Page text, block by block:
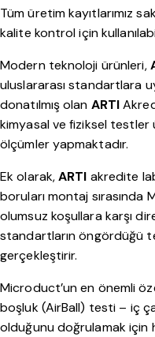
Tüm üretim kayıtlarımız
kalite kontrol için
Modern teknoloji ürünleri,
uluslararası standartlara
donatılmış olan ARTI
kimyasal ve fiziksel testler
ölçümler yapmaktadır.
Ek olarak,ARTI akredite
boruları montaj sırasında
olumsuz koşullara karşı
standartların öngördüğü
gerçekleştirir.
Microduct’un en önemli
boşluk (AirBall) testi – iç
olduğunu doğrulamak için